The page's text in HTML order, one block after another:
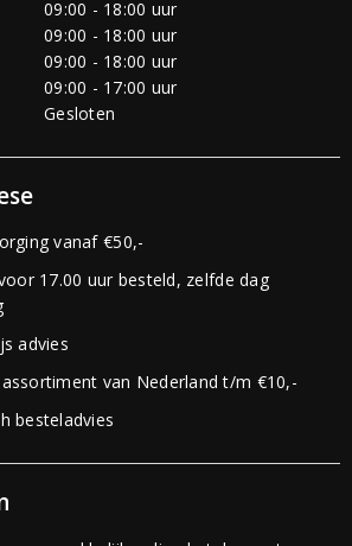
09:00 - 18:00 uur
09:00 - 18:00 uur
09:00 - 18:00 uur
09:00 - 17:00 uur
Gesloten
vanaf €50,-
17.00 uur besteld, zelfde dag
advies
van Nederland t/m €10,-
besteladvies